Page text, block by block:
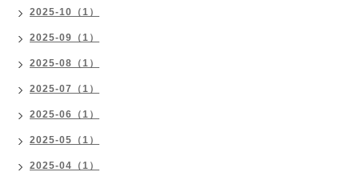
2025-10（1）
2025-09（1）
2025-08（1）
2025-07（1）
2025-06（1）
2025-05（1）
2025-04（1）